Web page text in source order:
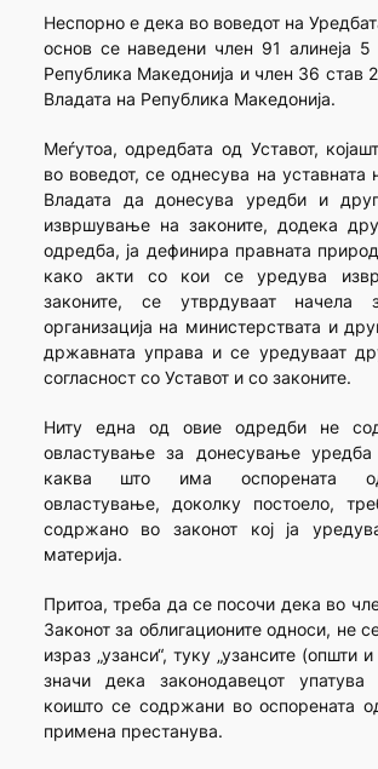
Неспорно е дека во воведот на
основ се наведени член 91 алинеја 5
Република Македонија и член 36 став
Владата на Република Македонија.
Меѓутоа, одредбата од Уставот,
во воведот, се однесува на уставната
Владата да донесува уредби и
извршување на законите, додека
одредба, ја дефинира правната
како акти со кои се уредува
законите, се утврдуваат начела
организација на министерствата и
државната управа и се уредуваат
согласност со Уставот и со законите.
Ниту една од овие одредби не
овластување за донесување
каква што има оспорената
овластување, доколку постоело,
содржано во законот кој ја
материја.
Притоа, треба да се посочи дека во
Законот за облигационите односи, не
израз „узанси“, туку „узансите (општи
значи дека законодавецот упатува
коишто се содржани во оспорената
примена престанува.